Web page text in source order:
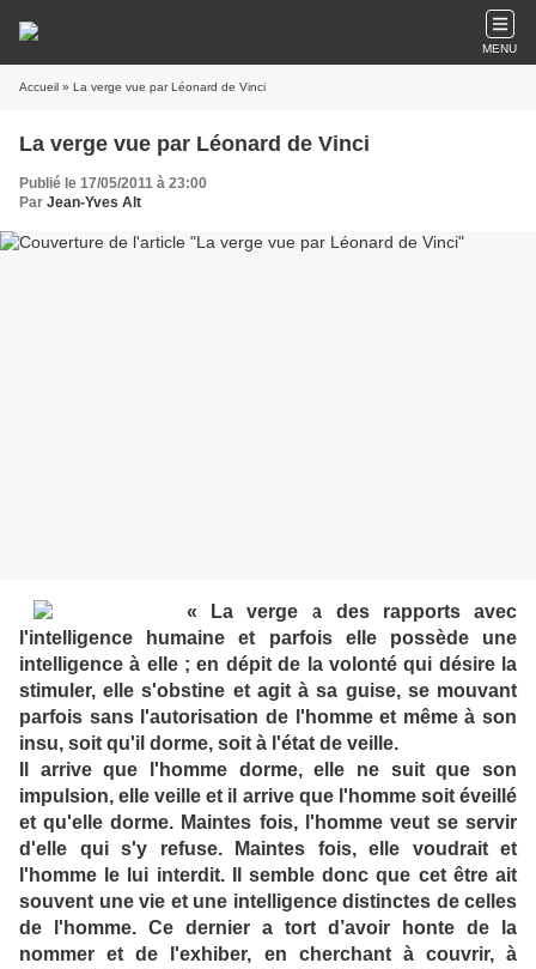
MENU
Accueil » La verge vue par Léonard de Vinci
La verge vue par Léonard de Vinci
Publié le 17/05/2011 à 23:00
Par Jean-Yves Alt
« La verge a des rapports avec
l'intelligence humaine et parfois elle possède une
intelligence à elle ; en dépit de la volonté qui désire la
stimuler, elle s'obstine et agit à sa guise, se mouvant
parfois sans l'autorisation de l'homme et même à son
insu, soit qu'il dorme, soit à l'état de veille.
Il arrive que l'homme dorme, elle ne suit que son
impulsion, elle veille et il arrive que l'homme soit éveillé
et qu'elle dorme. Maintes fois, l'homme veut se servir
d'elle qui s'y refuse. Maintes fois, elle voudrait et
l'homme le lui interdit. Il semble donc que cet être ait
souvent une vie et une intelligence distinctes de celles
de l'homme. Ce dernier a tort d’avoir honte de la
nommer et de l'exhiber, en cherchant à couvrir, à